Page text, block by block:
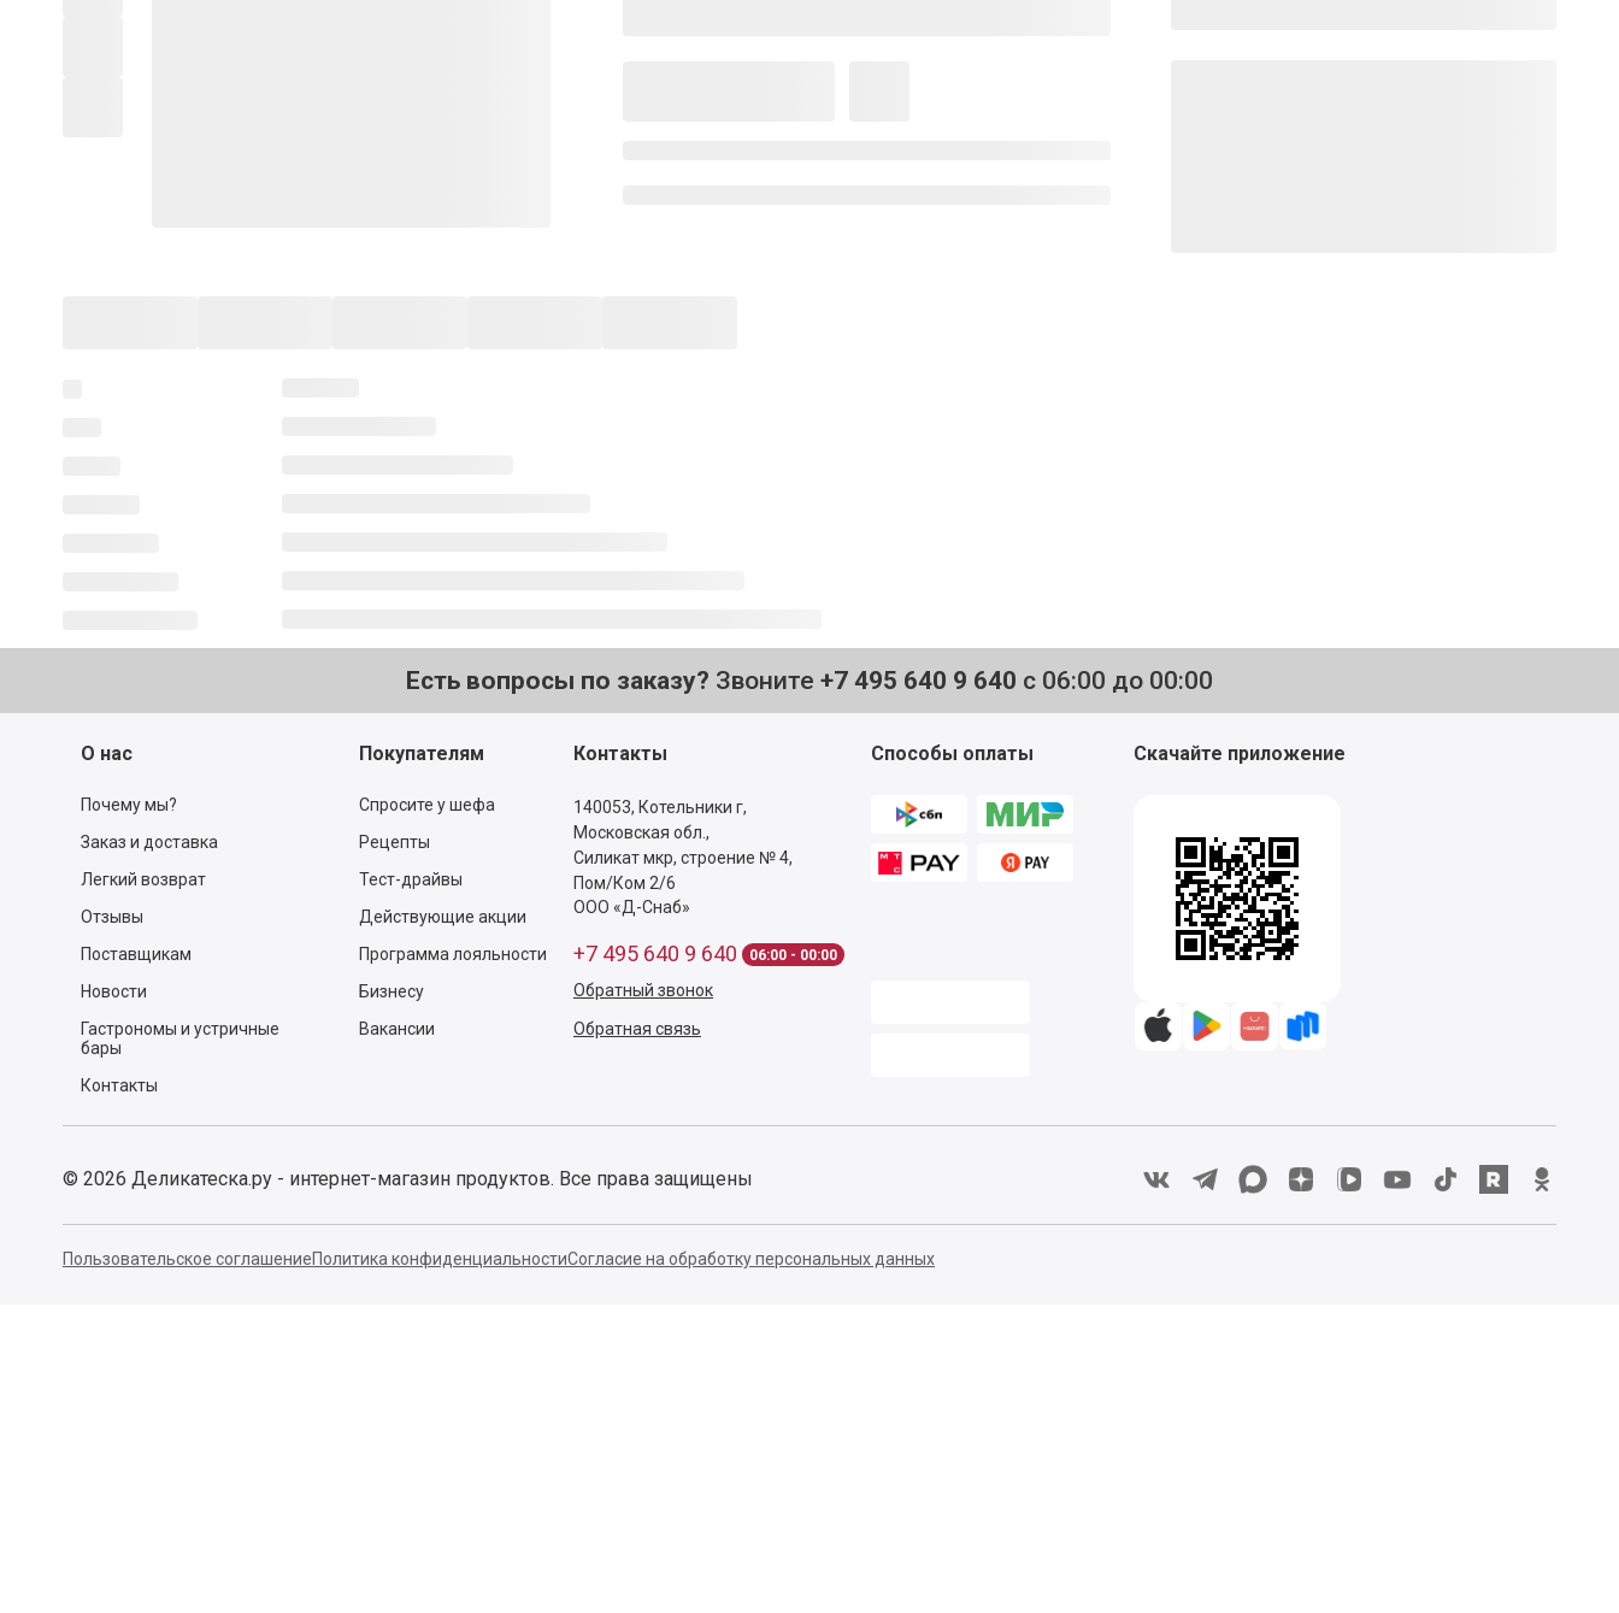
Есть вопросы по заказу? Звоните +7 495 640 9 640 с 06:00 до 00:00
О нас
Почему мы?
Заказ и доставка
Легкий возврат
Отзывы
Поставщикам
Новости
Гастрономы и устричные
бары
Контакты
Покупателям
Спросите у шефа
Рецепты
Тест-драйвы
Действующие акции
Программа лояльности
Бизнесу
Вакансии
Контакты
140053, Котельники г,
Московская обл.,
Силикат мкр, строение № 4,
Пом/Ком 2/6
ООО «Д-Снаб»
+7 495 640 9 640 06:00 - 00:00
Обратный звонок
Обратная связь
Способы оплаты Скачайте приложение
© 2026 Деликатеска.ру - интернет-магазин продуктов. Все права защищены
Пользовательское соглашениеПолитика конфиденциальностиСогласие на обработку персональных данных